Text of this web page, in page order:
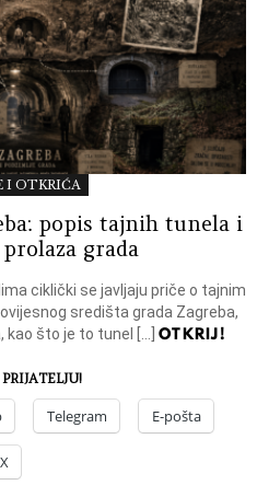
I OTKRIĆA
popis tajnih tunela i
grada
ciklički se javljaju priče o tajnim
središta grada Zagreba,
kao što je to tunel […] OTKRIJ!
Telegram E-pošta
X